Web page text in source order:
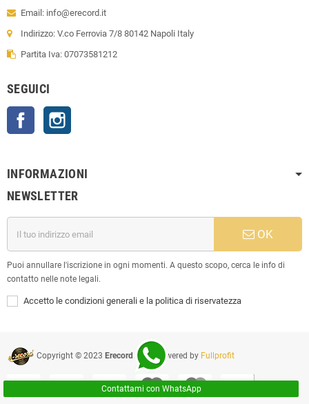
Email: info@erecord.it
Indirizzo: V.co Ferrovia 7/8 80142 Napoli Italy
Partita Iva: 07073581212
SEGUICI
Facebook
INFORMAZIONI
NEWSLETTER
OK
Puoi annullare l'iscrizione in ogni momenti. A questo scopo, cerca le info di
contatto nelle note legali.
Accetto le condizioni generali e la politica di riservatezza
Contattami con WhatsApp
Copyright © 2023 Erecord Srl| Powered by Fullprofit